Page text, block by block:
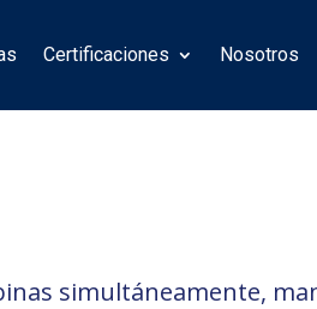
Certificaciones Nosotros
simultáneamente,